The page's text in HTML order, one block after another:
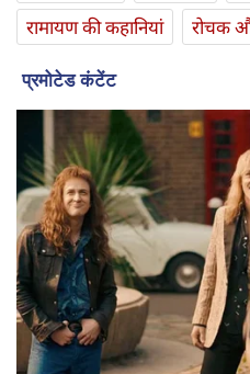
रामायण की कहानियां
रोचक